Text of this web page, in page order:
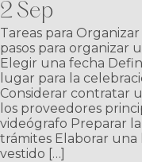
2 Sep
Tareas para
pasos para organizar
Elegir una fecha
lugar para la
Considerar contratar
los proveedores
videógrafo Preparar
trámites Elaborar una
vestido […]